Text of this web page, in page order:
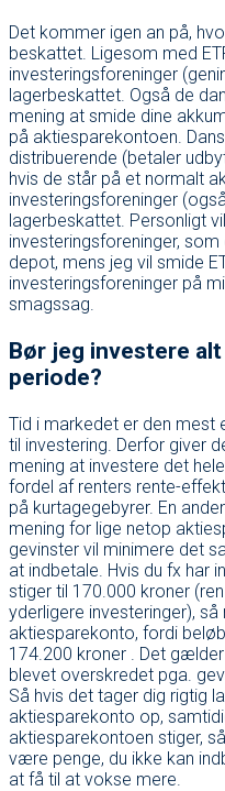
Det kommer igen an på,
beskattet. Ligesom med
investeringsforeninger
lagerbeskattet. Også de
mening at smide dine
på aktiesparekontoen.
distribuerende (betaler
hvis de står på et normalt
investeringsforeninger
lagerbeskattet. Personligt
investeringsforeninger,
depot, mens jeg vil smide
investeringsforeninger på
smagssag.
Bør jeg investere
periode?
Tid i markedet er den mest
til investering. Derfor giver
mening at investere det
fordel af renters rente-
på kurtagegebyrer. En
mening for lige netop
gevinster vil minimere det
at indbetale. Hvis du fx har
stiger til 170.000 kroner
yderligere investeringer),
aktiesparekonto, fordi
174.200 kroner . Det
blevet overskredet pga.
Så hvis det tager dig rigtig
aktiesparekonto op,
aktiesparekontoen stiger,
være penge, du ikke kan
at få til at vokse mere.